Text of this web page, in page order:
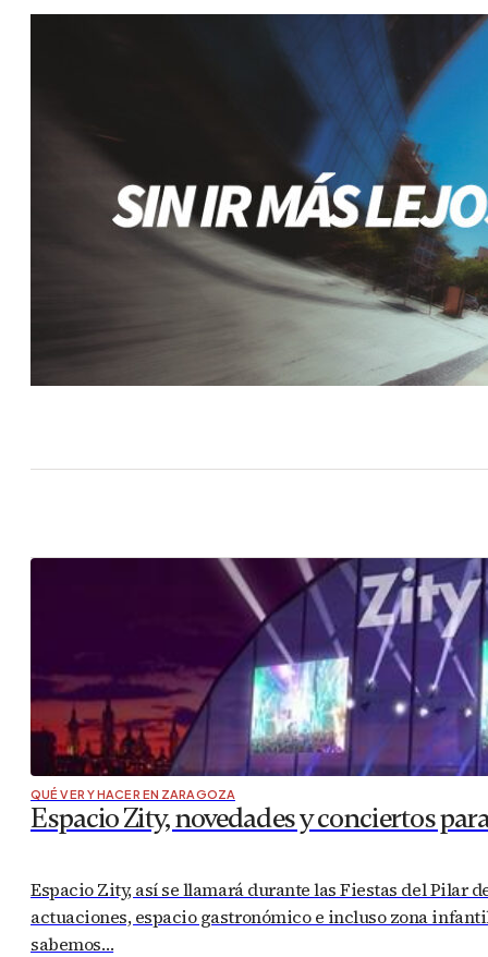
QUÉ VER Y HACER EN ZARAGOZA
Espacio Zity, novedades y conciertos
Espacio Zity, así se llamará durante las Fiestas del Pilar
actuaciones, espacio gastronómico e incluso zona
sabemos…